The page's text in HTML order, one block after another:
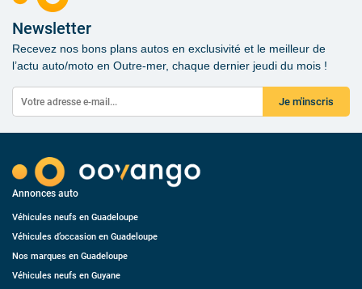
Newsletter
Recevez nos bons plans autos en exclusivité et le meilleur de
l’actu auto/moto en Outre-mer, chaque dernier jeudi du mois !
Je m'inscris
Annonces auto
Véhicules neufs en Guadeloupe
Véhicules d’occasion en Guadeloupe
Nos marques en Guadeloupe
Véhicules neufs en Guyane